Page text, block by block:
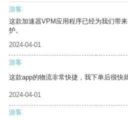
游客
这款加速器VPM应用程序已经为我们带
护。
2024-04-01
游客
这款app的物流非常快捷，我下单后很快
2024-04-01
游客